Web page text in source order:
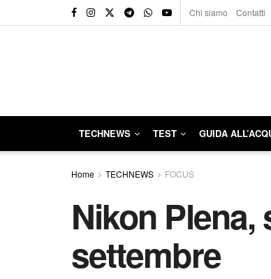
Chi siamo Contatti
TECHNEWS TEST GUIDA
Home TECHNEWS FOCUS
Nikon Plena,
settembre